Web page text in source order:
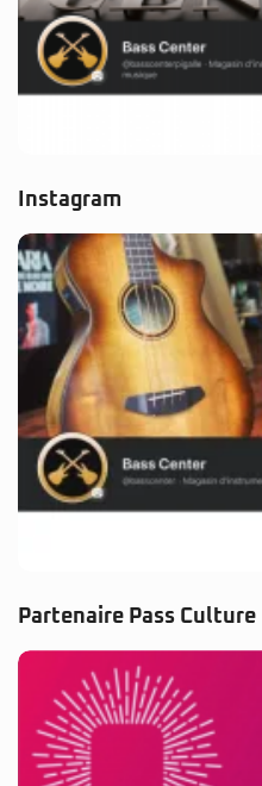
Instagram
Partenaire Pass Culture